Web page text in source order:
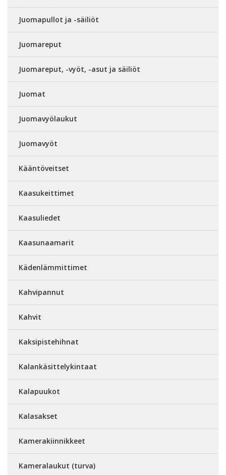
Juomapullot ja -säiliöt
Juomareput
Juomareput, -vyöt, -asut ja säiliöt
Juomat
Juomavyölaukut
Juomavyöt
Kääntöveitset
Kaasukeittimet
Kaasuliedet
Kaasunaamarit
Kädenlämmittimet
Kahvipannut
Kahvit
Kaksipistehihnat
Kalankäsittelykintaat
Kalapuukot
Kalasakset
Kamerakiinnikkeet
Kameralaukut (turva)